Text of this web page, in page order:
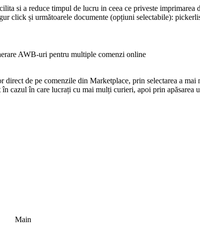
si a reduce timpul de lucru in ceea ce priveste imprimarea
click și următoarele documente (opțiuni selectabile):
AWB-uri pentru multiple comenzi online
de pe comenzile din Marketplace, prin selectarea a
cazul în care lucrați cu mai mulți curieri, apoi prin apăsarea
Main